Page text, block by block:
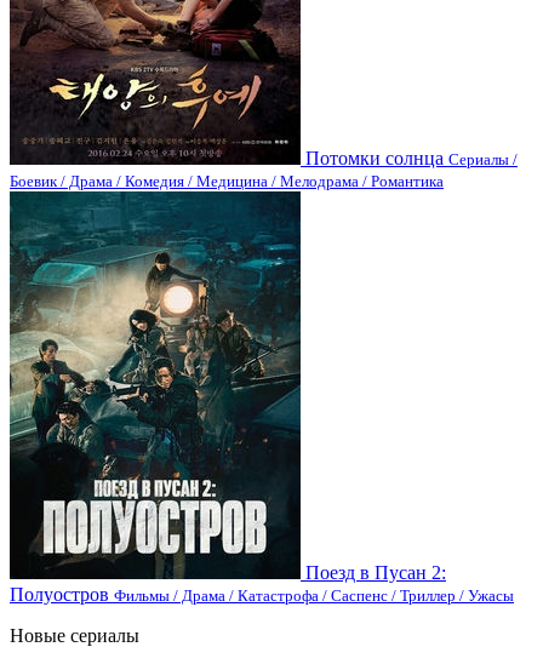
Потомки солнца Сериалы /
Боевик / Драма / Комедия / Медицина / Мелодрама / Романтика
Поезд в Пусан 2:
Полуостров Фильмы / Драма / Катастрофа / Саспенс / Триллер / Ужасы
Новые сериалы